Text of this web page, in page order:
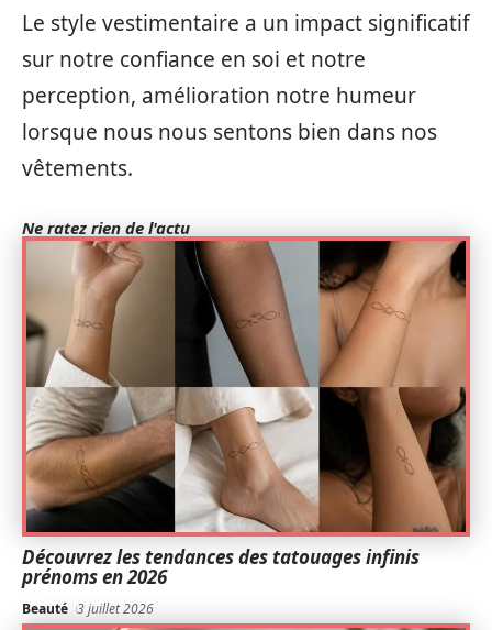
Le style vestimentaire a un impact significatif
sur notre confiance en soi et notre
perception, amélioration notre humeur
lorsque nous nous sentons bien dans nos
vêtements.
Ne ratez rien de l'actu
Découvrez les tendances des tatouages infinis
prénoms en 2026
Beauté 3 juillet 2026